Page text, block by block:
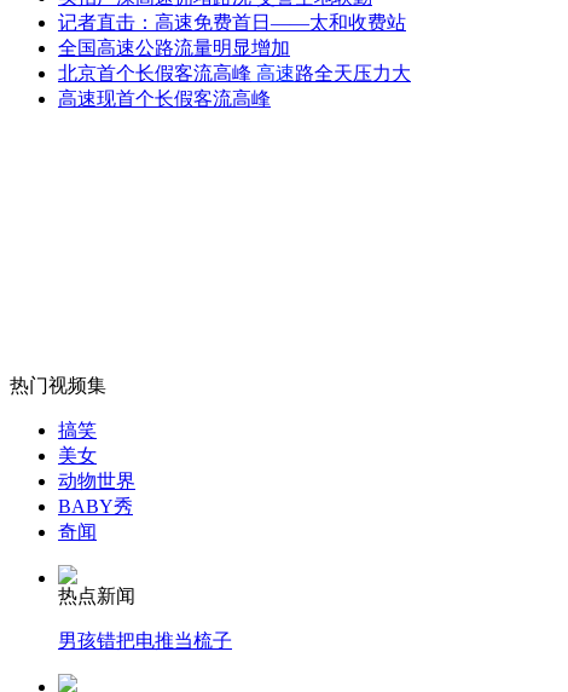
海航机长涉嫌传播HIV病毒
外交部：有关国家言论片面不公正
记者直击：高速免费首日——太和收费站
全国高速公路流量明显增加
北京首个长假客流高峰 高速路全天压力大
高速现首个长假客流高峰
热门视频集
搞笑
美女
动物世界
BABY秀
奇闻
热点新闻
男孩错把电推当梳子